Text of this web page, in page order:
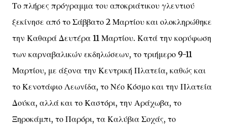
Το πλήρες πρόγραμμα του αποκριάτικου γλεντιού
ξεκίνησε από το Σάββατο 2 Μαρτίου και ολοκληρώθηκε
την Καθαρά Δευτέρα 11 Μαρτίου. Κατά την κορύφωση
των καρναβαλικών εκδηλώσεων, το τριήμερο 9-11
Μαρτίου, με άξονα την Κεντρική Πλατεία, καθώς και
το Κενοτάφιο Λεωνίδα, το Νέο Κόσμο και την Πλατεία
Δούκα, αλλά και το Καστόρι, την Αράχωβα, το
Ξηροκάμπι, το Παρόρι, τα Καλύβια Σοχάς, το